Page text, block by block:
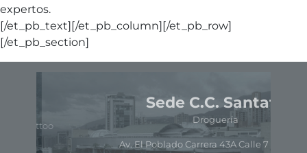
expertos.
[/et_pb_text][/et_pb_column][/et_pb_row]
[/et_pb_section]
Sede C.C. Santafé
Droguería
Av. El Poblado Carrera 43A Calle 7 Sur # 170